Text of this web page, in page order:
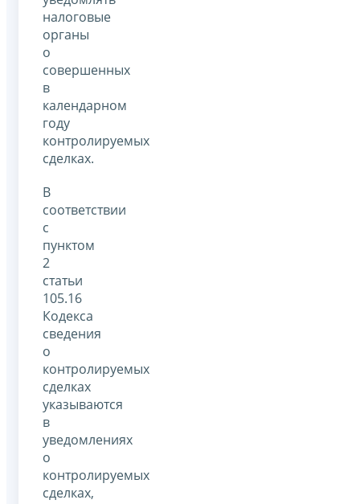
налоговые
органы
о
совершенных
в
календарном
году
контролируемых
сделках.
В
соответствии
с
пунктом
2
статьи
105.16
Кодекса
сведения
о
контролируемых
сделках
указываются
в
уведомлениях
о
контролируемых
сделках,